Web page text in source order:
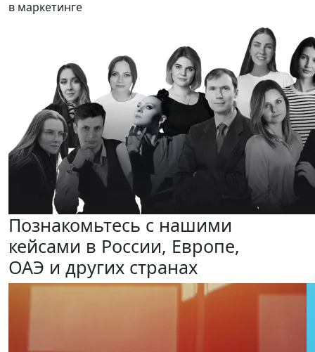
в маркетинге
Познакомьтесь с нашими
кейсами в России, Европе,
ОАЭ и других странах